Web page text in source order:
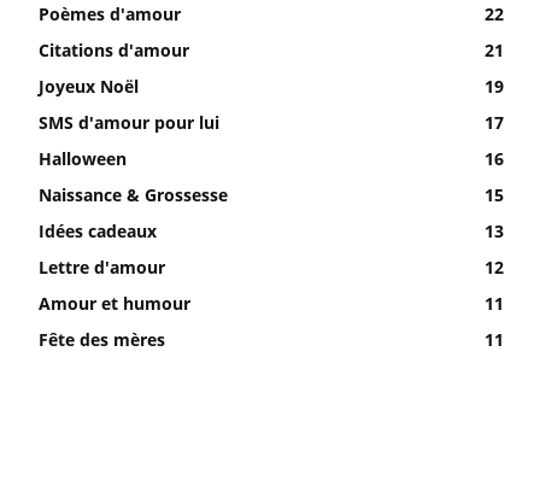
Poèmes d'amour
22
Citations d'amour
21
Joyeux Noël
19
SMS d'amour pour lui
17
Halloween
16
Naissance & Grossesse
15
Idées cadeaux
13
Lettre d'amour
12
Amour et humour
11
Fête des mères
11